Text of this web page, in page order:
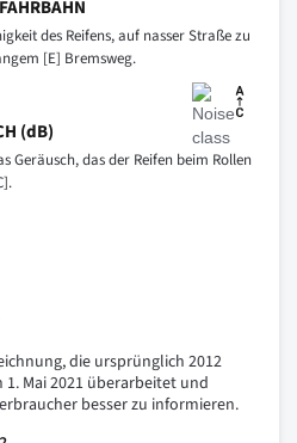
des Reifens, auf nasser Straße zu
[E] Bremsweg.
(dB)
Geräusch, das der Reifen beim Rollen
die ursprünglich 2012
Mai 2021 überarbeitet und
besser zu informieren.